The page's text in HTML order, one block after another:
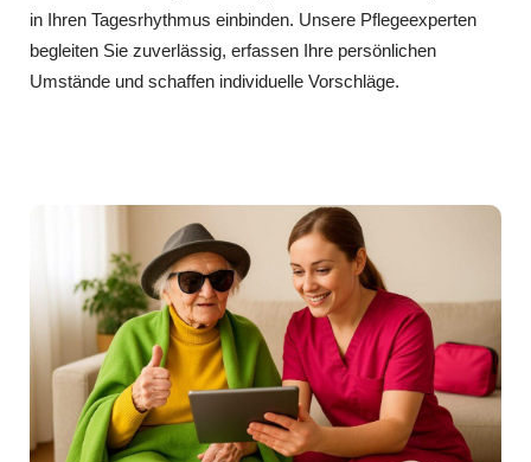
in Ihren Tagesrhythmus einbinden. Unsere Pflegeexperten
begleiten Sie zuverlässig, erfassen Ihre persönlichen
Umstände und schaffen individuelle Vorschläge.